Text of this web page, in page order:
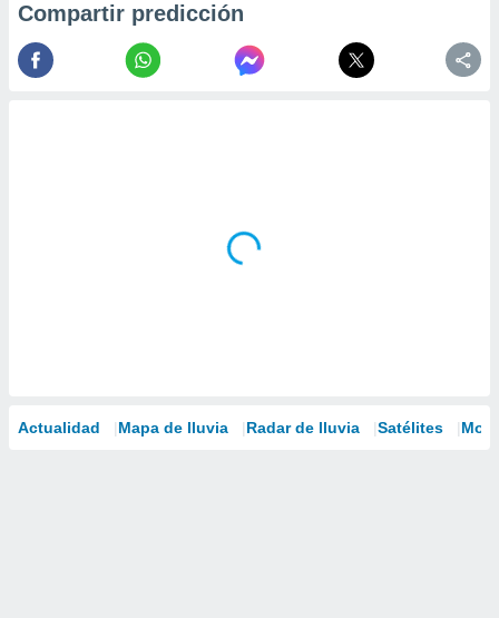
Compartir predicción
Actualidad Mapa de lluvia Radar de lluvia Satélites